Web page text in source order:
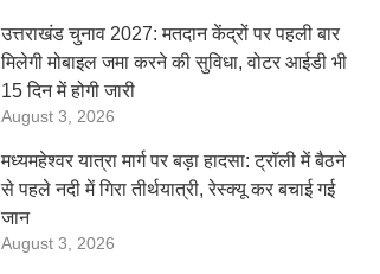
उत्तराखंड चुनाव 2027: मतदान केंद्रों पर पहली बार
मिलेगी मोबाइल जमा करने की सुविधा, वोटर आईडी भी
15 दिन में होगी जारी
August 3, 2026
मध्यमहेश्वर यात्रा मार्ग पर बड़ा हादसा: ट्रॉली में बैठने
से पहले नदी में गिरा तीर्थयात्री, रेस्क्यू कर बचाई गई
जान
August 3, 2026